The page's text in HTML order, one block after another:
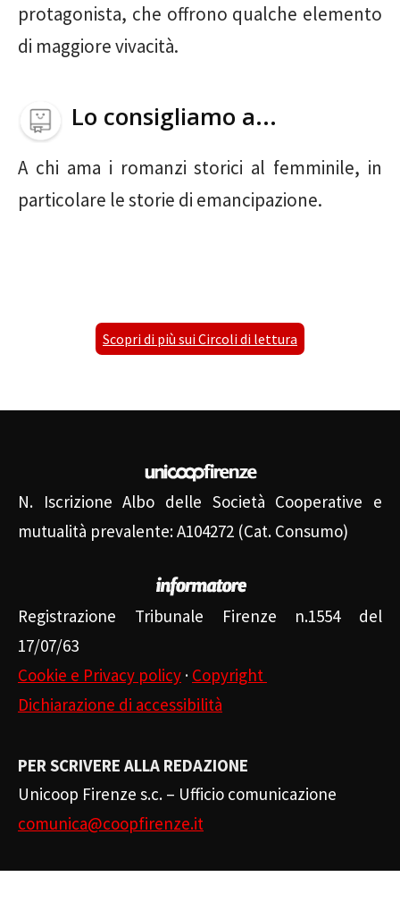
protagonista, che offrono qualche elemento
di maggiore vivacità.
Lo consigliamo a...
A chi ama i romanzi storici al femminile, in
particolare le storie di emancipazione.
Scopri di più sui Circoli di lettura
N. Iscrizione Albo delle Società Cooperative e
mutualità prevalente: A104272 (Cat. Consumo)
Registrazione Tribunale Firenze n.1554 del
17/07/63
Cookie e Privacy policy · Copyright
Dichiarazione di accessibilità
PER SCRIVERE ALLA REDAZIONE
Unicoop Firenze s.c. – Ufficio comunicazione
comunica@coopfirenze.it